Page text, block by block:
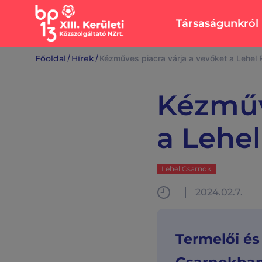
Társaságunkról
Rólunk
Sajtószoba
Közérdekű adatok
Közbeszerzési
Álláslehetőségek
Elérhetőségek
Ingatlanok
felújítása
Lakások,
üzlethelyiségek
Lehel Csarnok
Karbantartás
Főoldal /Hírek /Kézműves piacra várja a vevőket a Lehel
a
Lehel Csarnok
2024.02.7.
Termelői